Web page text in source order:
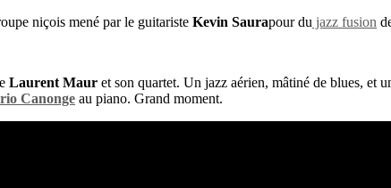
niçois mené par le guitariste Kevin Saurapour du jazz fusion
Laurent Maur et son quartet. Un jazz aérien, mâtiné de blues, et
Canonge au piano. Grand moment.